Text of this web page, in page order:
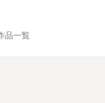
品一覧